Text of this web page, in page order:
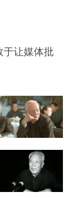
让媒体批